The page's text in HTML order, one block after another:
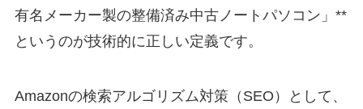
有名メーカー製の整備済み中古ノートパソコン」**
というのが技術的に正しい定義です。
Amazonの検索アルゴリズム対策（SEO）として、